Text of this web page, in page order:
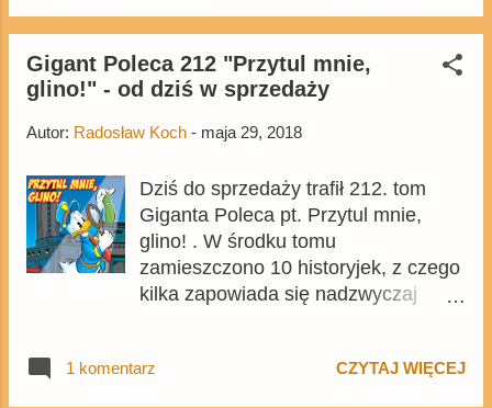
Goofy pisze książkę - Paperinik e la
corsa contro il tempo - 33 strony - był
już w MGG 4 jako Wyścig z czasem
- Questione ...
już na pierwszy rzut oka mogę
powiedzieć, że jest dużo lepiej i
chyba za bardzo nie będę narzekał.
Gigant Poleca 212 "Przytul mnie,
glino!" - od dziś w sprzedaży
Autor: Radosław Koch - maja 29, 2018
Dziś do sprzedaży trafił 212. tom
Giganta Poleca pt. Przytul mnie,
glino! . W środku tomu
zamieszczono 10 historyjek, z czego
kilka zapowiada się nadzwyczaj
w twoich rękach - 40 stron - Fabryka
1 komentarz CZYTAJ WIĘCEJ